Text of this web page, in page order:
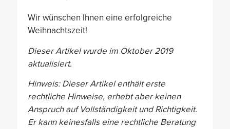
Wir wünschen Ihnen eine erfolgreiche
Weihnachtszeit!
Dieser Artikel wurde im Oktober 2019
aktualisiert.
Hinweis: Dieser Artikel enthält erste
rechtliche Hinweise, erhebt aber keinen
Anspruch auf Vollständigkeit und Richtigkeit.
Er kann keinesfalls eine rechtliche Beratung